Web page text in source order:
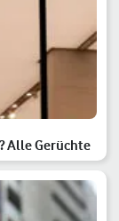
Alle Gerüchte